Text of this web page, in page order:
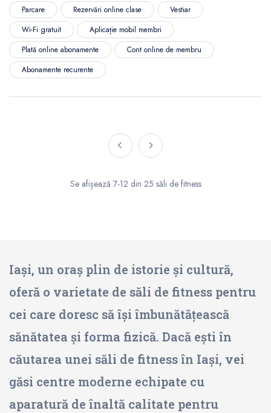
Parcare Rezervări online clase
Vestiar
Wi-Fi gratuit
Aplicație mobil membri
Plată online abonamente
Cont online de membru
Abonamente recurente
Se afișează 7-12 din 25 săli de fitness
Iași, un oraș plin de istorie și cultură,
oferă o varietate de săli de fitness pentru
cei care doresc să își îmbunătățească
sănătatea și forma fizică. Dacă ești în
căutarea unei săli de fitness în Iași, vei
găsi centre moderne echipate cu
aparatură de înaltă calitate pentru